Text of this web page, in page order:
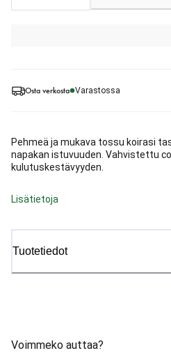
Osta verkosta Varastossa
Pehmeä ja mukava tossu koirasi
napakan istuvuuden. Vahvistettu
kulutuskestävyyden.
Lisätietoja
Tuotetiedot
Voimmeko auttaa?